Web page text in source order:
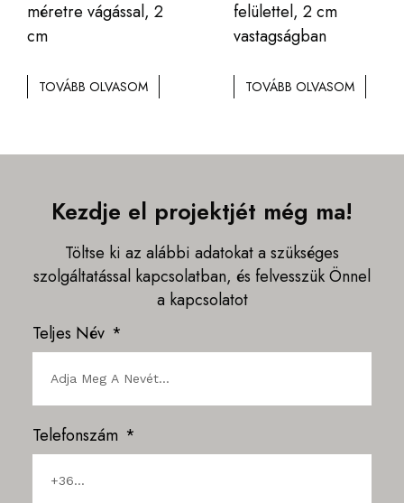
méretre vágással, 2
cm
TOVÁBB OLVASOM
felülettel, 2 cm
vastagságban
TOVÁBB OLVASOM
Kezdje el projektjét még ma!
Töltse ki az alábbi adatokat a szükséges
szolgáltatással kapcsolatban, és felvesszük Önnel
a kapcsolatot
Teljes Név
Telefonszám